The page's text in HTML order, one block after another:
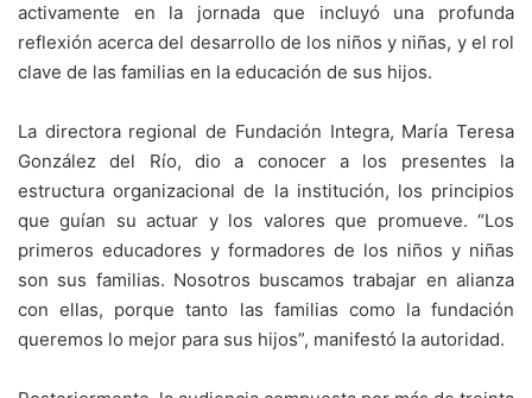
activamente en la jornada que incluyó una profunda
reflexión acerca del desarrollo de los niños y niñas, y el rol
clave de las familias en la educación de sus hijos.
La directora regional de Fundación Integra, María Teresa
González del Río, dio a conocer a los presentes la
estructura organizacional de la institución, los principios
que guían su actuar y los valores que promueve. “Los
primeros educadores y formadores de los niños y niñas
son sus familias. Nosotros buscamos trabajar en alianza
con ellas, porque tanto las familias como la fundación
queremos lo mejor para sus hijos”, manifestó la autoridad.